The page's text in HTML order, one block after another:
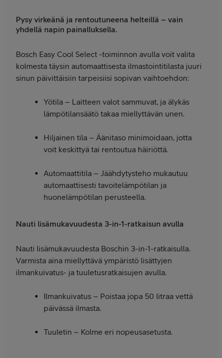
Pysy virkeänä ja rentoutuneena helteillä – vain
yhdellä napin painalluksella.
Bosch Easy Cool Select -toiminnon avulla voit valita
kolmesta täysin automaattisesta ilmastointitilasta juuri
sinun päivittäisiin tarpeisiisi sopivan vaihtoehdon:
Yötila – Laitteen valot sammuvat, ja älykäs
lämpötilansäätö takaa miellyttävän unen.
Hiljainen tila – Äänitaso minimoidaan, jotta
voit keskittyä tai rentoutua häiriöttä.
Automaattitila – Jäähdytysteho mukautuu
automaattisesti tavoitelämpötilan ja
huonelämpötilan perusteella.
Nauti lisämukavuudesta 3-in-1-ratkaisun avulla
Nauti lisämukavuudesta Boschin 3-in-1-ratkaisulla.
Varmista aina miellyttävä ympäristö lisättyjen
ilmankuivatus- ja tuuletusratkaisujen avulla.
Ilmankuivatus – Poistaa jopa 50 litraa vettä
päivässä ilmasta.
Tuuletin – Kolme eri nopeusasetusta.